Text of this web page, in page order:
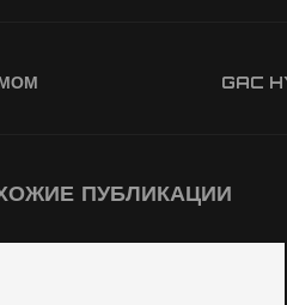
GAC
ПУБЛИКАЦИИ